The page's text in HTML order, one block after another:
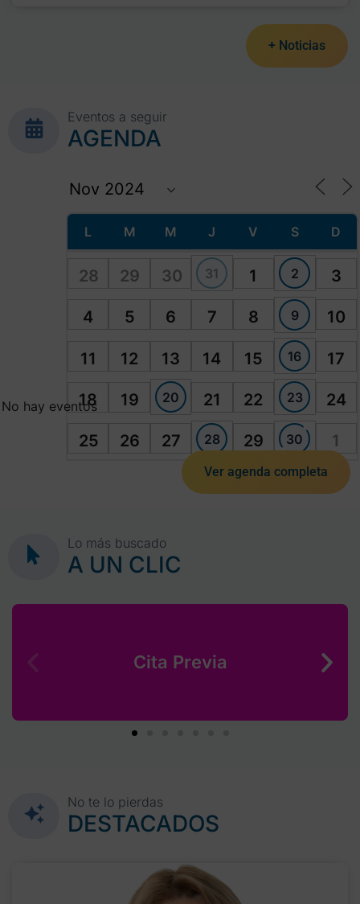
+ Noticias
Eventos a seguir
AGENDA
L M M J V S D
28 29 30 31 1 2 3
4 5 6 7 8 9 10
11 12 13 14 15 16 17
18 19 20 21 22 23 24
25 26 27 28 29 30 1
No hay eventos
Ver agenda completa
Lo más buscado
A UN CLIC
Cita Previa
No te lo pierdas
DESTACADOS